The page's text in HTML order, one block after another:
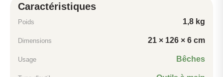
Caractéristiques techniques
Dotée d'une lame de 28 cm de largeur, la bêche EMPO
offre une surface de travail généreuse permettant de
espaces avec une grande efficacité. Le dimensionnement
standard de 28 cm s'avère être le meilleur compromis
Caractéristiques
Poids 1,8 kg
Dimensions 21 × 126 × 6 cm
Usage Bêches